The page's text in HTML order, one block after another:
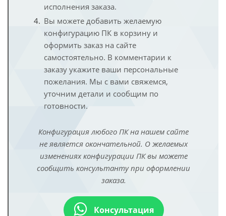
исполнения заказа.
Вы можете добавить желаемую
конфигурацию ПК в корзину и
оформить заказ на сайте
самостоятельно. В комментарии к
заказу укажите ваши персональные
пожелания. Мы с вами свяжемся,
уточним детали и сообщим по
готовности.
Конфигурация любого ПК на нашем сайте
не является окончательной. О желаемых
изменениях конфигурации ПК вы можете
сообщить консультанту при оформлении
заказа.
Консультация